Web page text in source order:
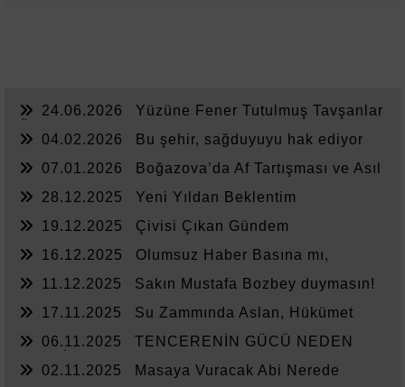
24.06.2026
Yüzüne Fener Tutulmuş Tavşanlar
04.02.2026
Bu şehir, sağduyuyu hak ediyor
07.01.2026
Boğazova’da Af Tartışması ve Asıl
28.12.2025
Yeni Yıldan Beklentim
19.12.2025
Çivisi Çıkan Gündem
16.12.2025
Olumsuz Haber Basına mı,
11.12.2025
Sakın Mustafa Bozbey duymasın!
17.11.2025
Su Zammında Aslan, Hükümet
06.11.2025
TENCERENİN GÜCÜ NEDEN
02.11.2025
Masaya Vuracak Abi Nerede